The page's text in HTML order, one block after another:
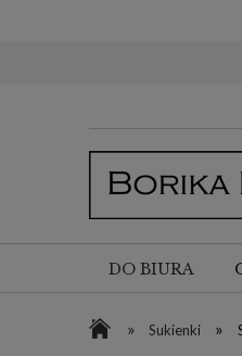
DO BIURA
» Sukienki »